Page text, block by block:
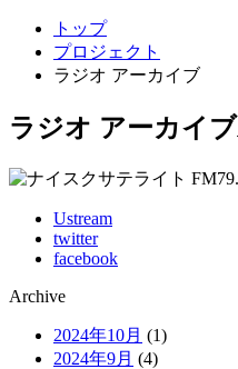
トップ
プロジェクト
ラジオ アーカイブ
ラジオ アーカイブ
Ustream
twitter
facebook
Archive
2024年10月 (1)
2024年9月 (4)